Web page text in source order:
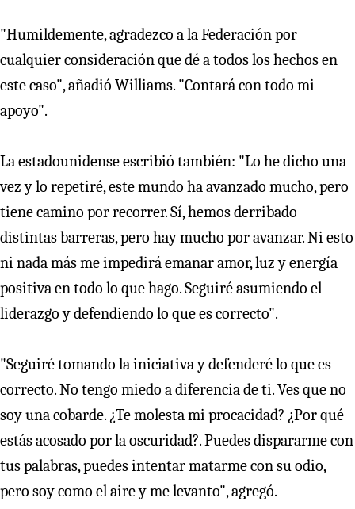
"Humildemente, agradezco a la Federación por
cualquier consideración que dé a todos los hechos en
este caso", añadió Williams. "Contará con todo mi
apoyo".
La estadounidense escribió también: "Lo he dicho una
vez y lo repetiré, este mundo ha avanzado mucho, pero
tiene camino por recorrer. Sí­, hemos derribado
distintas barreras, pero hay mucho por avanzar. Ni esto
ni nada más me impedirá emanar amor, luz y energí­a
positiva en todo lo que hago. Seguiré asumiendo el
liderazgo y defendiendo lo que es correcto".
"Seguiré tomando la iniciativa y defenderé lo que es
correcto. No tengo miedo a diferencia de ti. Ves que no
soy una cobarde. ¿Te molesta mi procacidad? ¿Por qué
estás acosado por la oscuridad?. Puedes dispararme con
tus palabras, puedes intentar matarme con su odio,
pero soy como el aire y me levanto", agregó.